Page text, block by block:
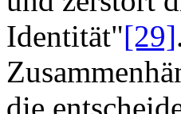
Identität"[29]
die